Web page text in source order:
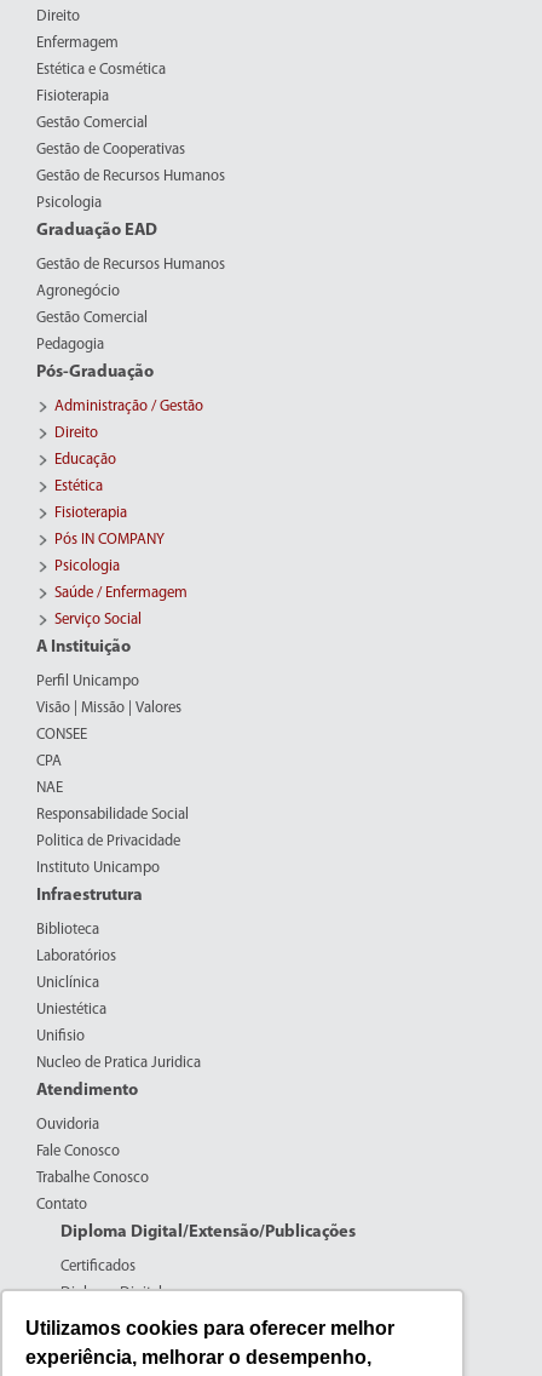
Utilizamos cookies para oferecer melhor
experiência, melhorar o desempenho,
Direito
Enfermagem
Estética e Cosmética
Fisioterapia
Gestão Comercial
Gestão de Cooperativas
Gestão de Recursos Humanos
Psicologia
Graduação EAD
Gestão de Recursos Humanos
Agronegócio
Gestão Comercial
Pedagogia
Pós-Graduação
Administração / Gestão
Direito
Educação
Estética
Fisioterapia
Pós IN COMPANY
Psicologia
Saúde / Enfermagem
Serviço Social
A Instituição
Perfil Unicampo
Visão | Missão | Valores
CONSEE
CPA
NAE
Responsabilidade Social
Politica de Privacidade
Instituto Unicampo
Infraestrutura
Biblioteca
Laboratórios
Uniclínica
Uniestética
Unifisio
Nucleo de Pratica Juridica
Atendimento
Ouvidoria
Fale Conosco
Trabalhe Conosco
Contato
Diploma Digital/Extensão/Publicações
Certificados
Diploma Digital
Formulários CPERS
Extensão